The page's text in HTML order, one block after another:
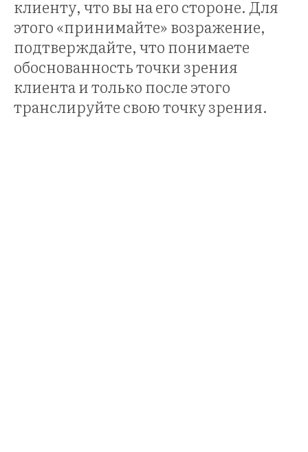
клиенту, что вы на его стороне. Для
этого «принимайте» возражение,
подтверждайте, что понимаете
обоснованность точки зрения
клиента и только после этого
транслируйте свою точку зрения.